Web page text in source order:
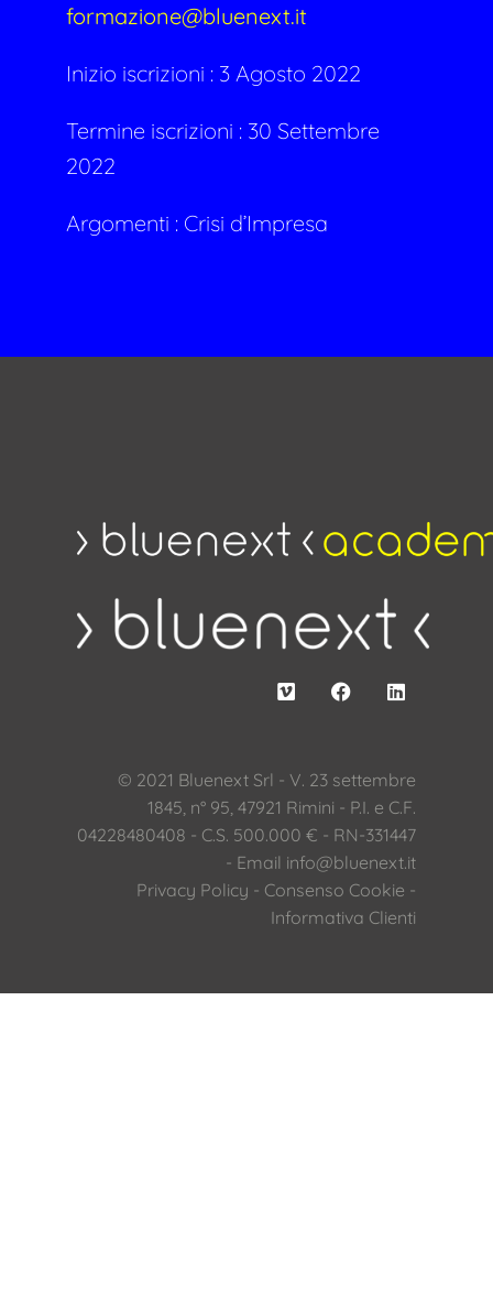
formazione@bluenext.it
Inizio iscrizioni : 3 Agosto 2022
Termine iscrizioni : 30 Settembre
2022
Argomenti : Crisi d’Impresa
© 2021 Bluenext Srl - V. 23 settembre
1845, n° 95, 47921 Rimini - P.I. e C.F.
04228480408 - C.S. 500.000 € - RN-331447
- Email info@bluenext.it
Privacy Policy - Consenso Cookie -
Informativa Clienti